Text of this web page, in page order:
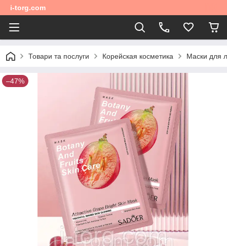
i-torg.com
Товари та послуги Корейская косметика Маски для
–47%